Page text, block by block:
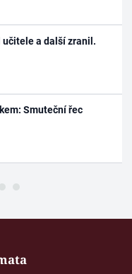
a další zranil.
Smuteční řec